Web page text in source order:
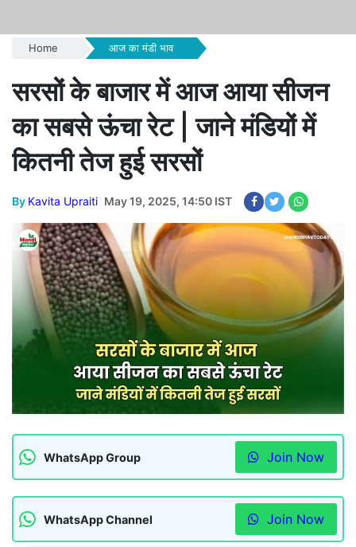
Home आज का मंडी भाव
सरसों के बाजार में आज आया सीजन
का सबसे ऊंचा रेट | जाने मंडियों में
कितनी तेज हुई सरसों
By Kavita Upraiti May 19, 2025, 14:50 IST
WhatsApp Group Join Now
WhatsApp Channel Join Now